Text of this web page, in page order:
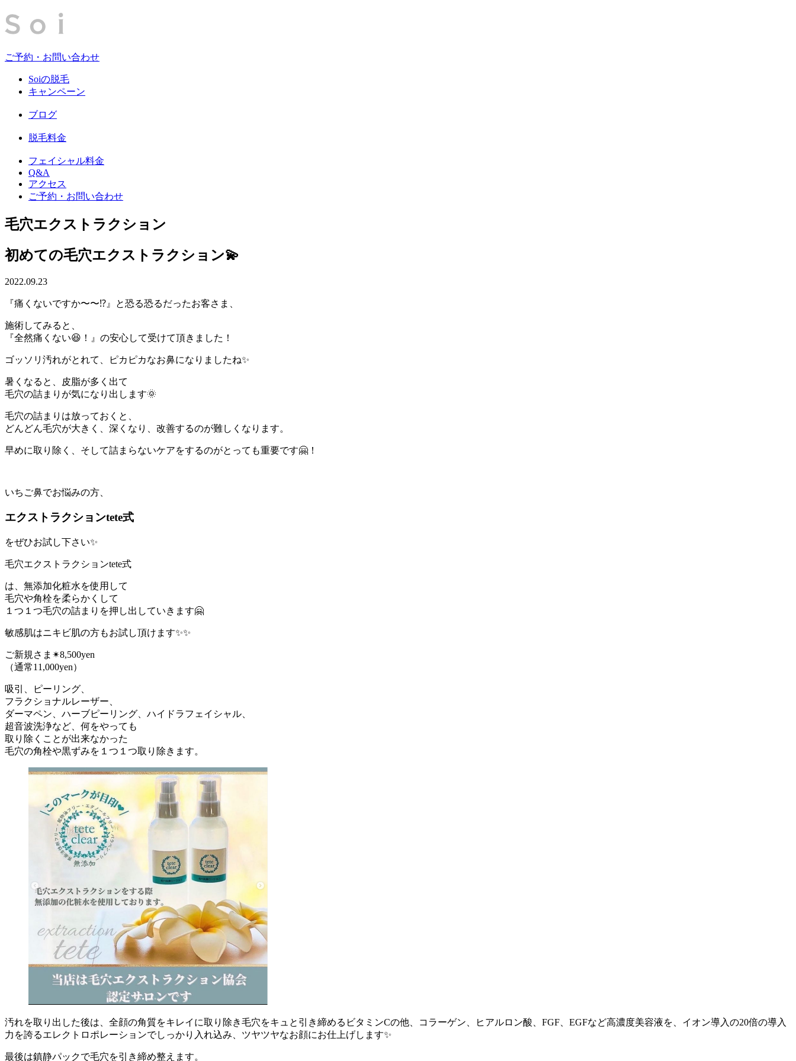
ご予約・お問い合わせ
Soiの脱毛
キャンペーン
ブログ
脱毛料金
フェイシャル料金
Q&A
アクセス
ご予約・お問い合わせ
毛穴エクストラクション
初めての毛穴エクストラクション💫
2022.09.23
『痛くないですか〜〜⁉️』と恐る恐るだったお客さま、
施術してみると、
『全然痛くない😆！』の安心して受けて頂きました！
ゴッソリ汚れがとれて、ピカピカなお鼻になりましたね✨
暑くなると、皮脂が多く出て
毛穴の詰まりが気になり出します🌞
毛穴の詰まりは放っておくと、
どんどん毛穴が大きく、深くなり、改善するのが難しくなります。
早めに取り除く、そして詰まらないケアをするのがとっても重要です🤗！
いちご鼻でお悩みの方、
エクストラクションtete式
をぜひお試し下さい✨
毛穴エクストラクションtete式
は、無添加化粧水を使用して
毛穴や角栓を柔らかくして
１つ１つ毛穴の詰まりを押し出していきます🤗
敏感肌はニキビ肌の方もお試し頂けます✨✨
ご新規さま✴︎8,500yen
（通常11,000yen）
吸引、ピーリング、
フラクショナルレーザー、
ダーマペン、ハーブピーリング、ハイドラフェイシャル、
超音波洗浄など、何をやっても
取り除くことが出来なかった
毛穴の角栓や黒ずみを１つ１つ取り除きます。
汚れを取り出した後は、全顔の角質をキレイに取り除き毛穴をキュと引き締めるビタミンCの他、コラーゲン、ヒアルロン酸、FGF、EGFなど高濃度美容液を、イオン導入の20倍の導入
力を誇るエレクトロポレーションでしっかり入れ込み、ツヤツヤなお顔にお仕上げします✨
最後は鎮静パックで毛穴を引き締め整えます。